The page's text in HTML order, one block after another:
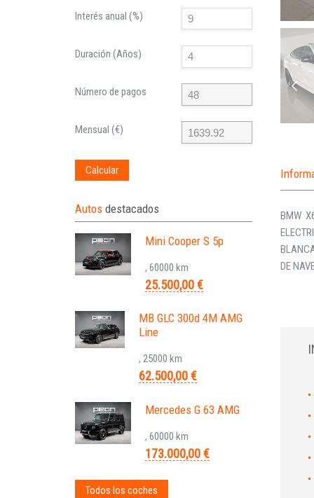
BMW
DE
Interés anual (%)
Duración (Años)
Número de pagos
Mensual (€)
Calcular
Autos destacados
Mini Cooper S 5p
, 60000 km
25.500,00 €
MB GLC 300d 4M AMG
Line
, 25000 km
62.500,00 €
Mercedes G 63 AMG
, 60000 km
173.000,00 €
Todos los coches